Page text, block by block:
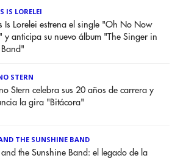
IS LORELEI
Is Lorelei estrena el single "Oh No Now
y anticipa su nuevo álbum "The Singer in
STERN
Stern celebra sus 20 años de carrera y
la gira "Bitácora"
THE SUNSHINE BAND
and the Sunshine Band: el legado de la